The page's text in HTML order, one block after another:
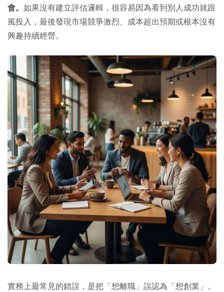
會。 如果沒有建立評估邏輯，很容易因為看到別人成功就跟
風投入，最後發現市場競爭激烈、成本超出預期或根本沒有
興趣持續經營。
實務上最常見的錯誤，是把「想離職」誤認為「想創業」。